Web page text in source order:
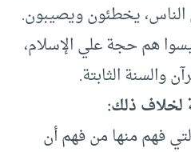
يخطئون ويصيبون.
هم حجة علي الإسلام،
والسنة الثابتة.
لخلاف ذلك:
فهم منها من فهم أن